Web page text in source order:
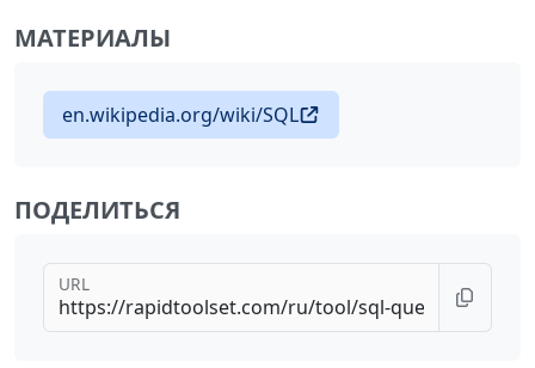
МАТЕРИАЛЫ
en.wikipedia.org/wiki/SQL
ПОДЕЛИТЬСЯ
URL